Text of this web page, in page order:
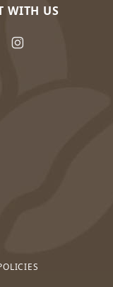
WITH US